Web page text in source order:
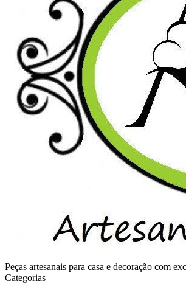
Peças artesanais para casa e decoração com
Categorias